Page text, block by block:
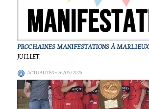
PROCHAINES MANIFESTATIONS À MARLIEUX
JUILLET.
ACTUALITÉS- 26/05/2026